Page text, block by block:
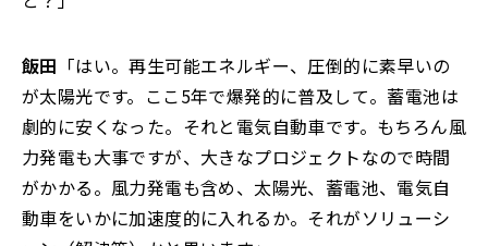
飯田 「はい。再生可能エネルギー、圧倒的に素早いの
が太陽光です。ここ5年で爆発的に普及して。蓄電池は
劇的に安くなった。それと電気自動車です。もちろん風
力発電も大事ですが、大きなプロジェクトなので時間
がかかる。風力発電も含め、太陽光、蓄電池、電気自
動車をいかに加速度的に入れるか。それがソリューシ